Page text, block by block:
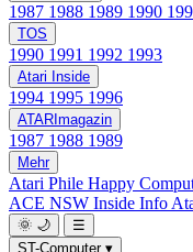
1987 1988 1989 1990
TOS
1990 1991 1992 1993
Atari Inside
1994 1995 1996
ATARImagazin
1987 1988 1989
Mehr
Atari Phile Happy
ACE NSW Inside Info
🌞 🌙
☰
ST-Computer ▾